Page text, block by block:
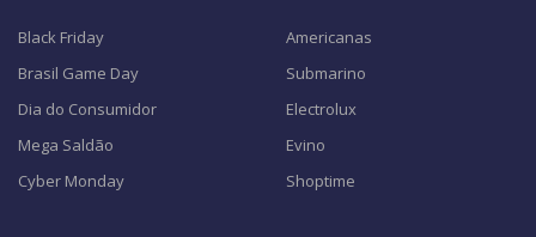
Black Friday
Brasil Game Day
Dia do Consumidor
Mega Saldão
Cyber Monday
Americanas
Submarino
Electrolux
Evino
Shoptime